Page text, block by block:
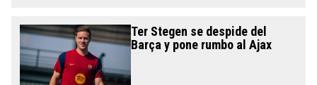
Ter Stegen se despide del
Barça y pone rumbo al Ajax